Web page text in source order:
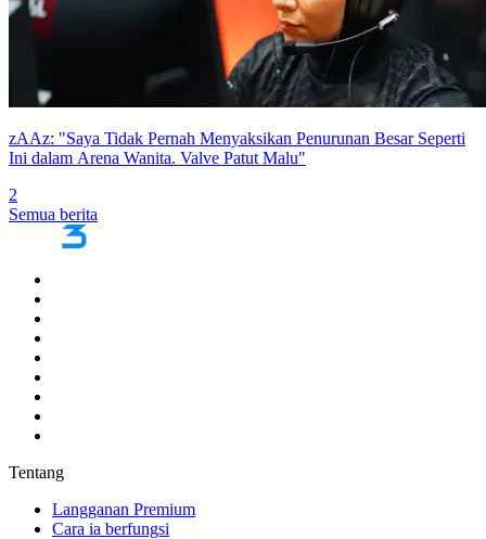
zAAz: "Saya Tidak Pernah Menyaksikan Penurunan Besar Seperti
Ini dalam Arena Wanita. Valve Patut Malu"
2
Semua berita
Tentang
Langganan Premium
Cara ia berfungsi